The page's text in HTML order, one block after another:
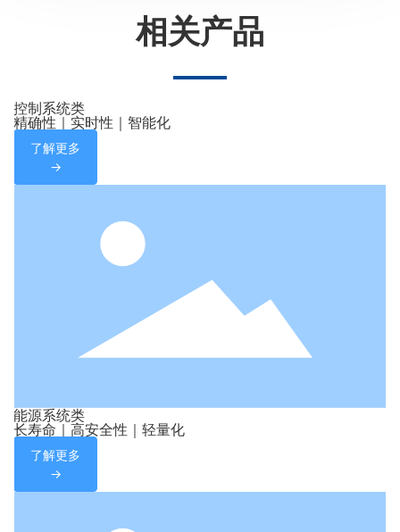
相关产品
控制系统类
精确性｜实时性｜智能化
了解更多
→
能源系统类
长寿命｜高安全性｜轻量化
了解更多
→